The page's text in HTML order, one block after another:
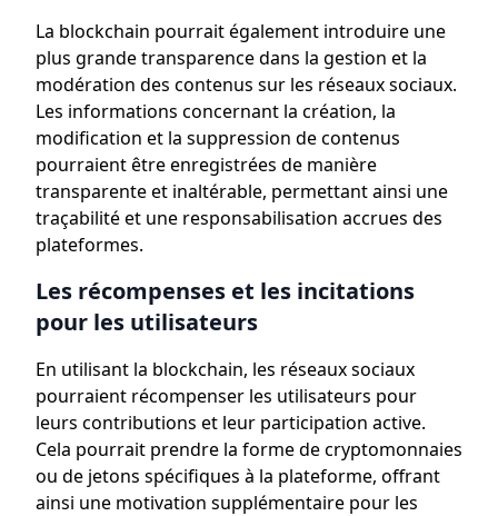
La blockchain pourrait également introduire une
plus grande transparence dans la gestion et la
modération des contenus sur les réseaux sociaux.
Les informations concernant la création, la
modification et la suppression de contenus
pourraient être enregistrées de manière
transparente et inaltérable, permettant ainsi une
traçabilité et une responsabilisation accrues des
plateformes.
Les récompenses et les incitations
pour les utilisateurs
En utilisant la blockchain, les réseaux sociaux
pourraient récompenser les utilisateurs pour
leurs contributions et leur participation active.
Cela pourrait prendre la forme de cryptomonnaies
ou de jetons spécifiques à la plateforme, offrant
ainsi une motivation supplémentaire pour les